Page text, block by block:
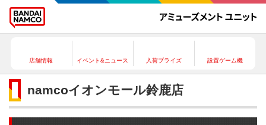
店舗情報 イベント&ニュース 入荷プライズ 設置ゲーム機
namcoイオンモール鈴鹿店